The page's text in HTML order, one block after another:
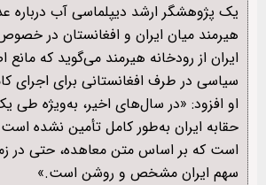
یک پژوهشگر ارشد دیپلماسی آب درباره
هیرمند میان ایران و افغانستان در
ایران از رودخانه هیرمند می‌گوید که مانع
سیاسی در طرف افغانستانی برای اجرای
او افزود: «در سال‌های اخیر، به‌ویژه طی
حقابه ایران به‌طور کامل تأمین نشده
است که بر اساس متن معاهده، حتی در
سهم ایران مشخص و روشن است.»